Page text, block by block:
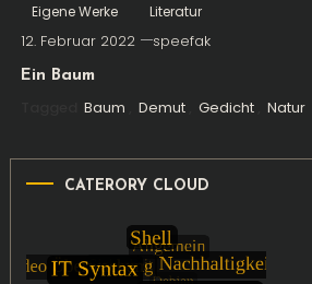
Eigene Werke Literatur
12. Februar 2022 speefak
Ein Baum
Baum Demut Gedicht Natur
CATERORY CLOUD